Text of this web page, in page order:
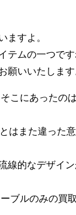
ますよ。
テムの一つです
願いいたします
にあったの
また違った
線的なデザイ
ブルのみの買